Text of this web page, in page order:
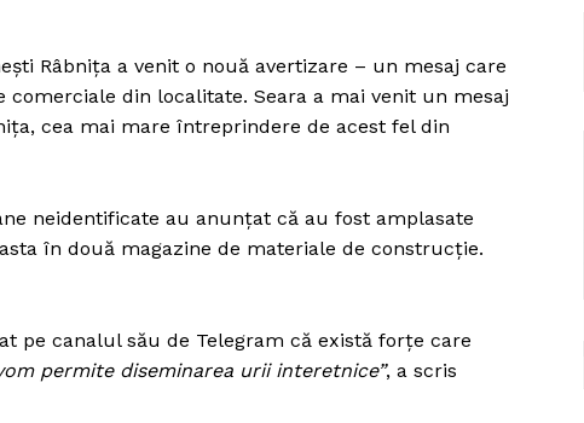
Râbnița a venit o nouă avertizare – un mesaj care
din localitate. Seara a mai venit un mesaj
cea mai mare întreprindere de acest fel din
neidentificate au anunțat că au fost amplasate
în două magazine de materiale de construcție.
pe canalul său de Telegram că există forțe care
permite diseminarea urii interetnice”, a scris